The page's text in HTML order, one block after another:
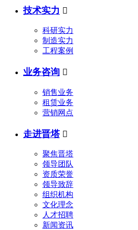
技术实力 
科研实力
制造实力
工程案例
业务咨询 
销售业务
租赁业务
营销网点
走进晋塔 
聚焦晋塔
领导团队
资质荣誉
领导致辞
组织机构
文化理念
人才招聘
新闻资讯